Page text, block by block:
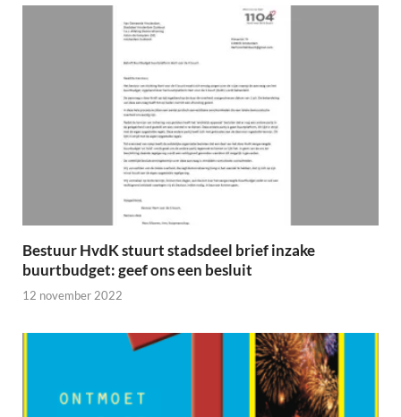
Bestuur HvdK stuurt stadsdeel brief inzake
buurtbudget: geef ons een besluit
12 november 2022